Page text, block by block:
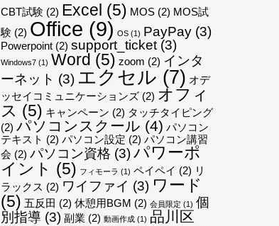
CBT試験 (2) Excel (5) MOS (2) MOS試
験 (2) Office (9) OS (1) PayPay (3)
Powerpoint (2) support_ticket (3)
Windows7 (1) Word (5) zoom (2) インタ
ーネット (3) エクセル (7) オデ
ッセイコミュニケーションズ (2) オフィ
ス (5) キャンペーン (2) タッチタイピング
(2) パソコンスクール (4) パソコン
テキスト (2) パソコン設定 (2) パソコン講習
会 (2) パソコン資格 (3)パワーポ
イント (5) フィモーラ (1) ペイペイ (2) リ
ラックス (2) ワイファイ (3) ワード
(5) 五反田 (2) 休憩用BGM (2) 会員限定 (1) 個
別指導 (3) 副業 (2) 動画作成 (1) 品川区